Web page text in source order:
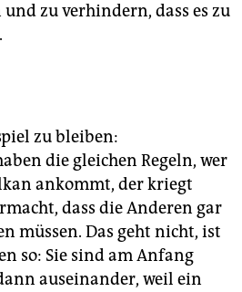
zu verhindern, dass es zu
zu bleiben:
die gleichen Regeln, wer
ankommt, der kriegt
dass die Anderen gar
müssen. Das geht nicht, ist
so: Sie sind am Anfang
auseinander, weil ein